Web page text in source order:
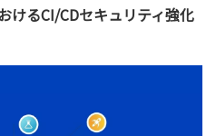
けるCI/CDセキュリティ強化